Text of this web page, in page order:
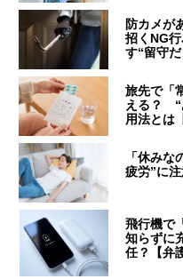
防カメが
招くNG
す“留守
旅先で「
える？ “
用法とは
「休み
疲労”に
飛行機で
知らずに
任？【弁